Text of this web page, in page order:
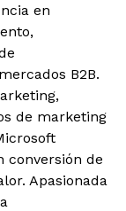
en
B2B.
de marketing
conversión de
Apasionada